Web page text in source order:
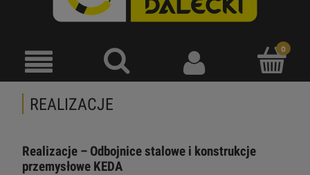
REALIZACJE
Realizacje – Odbojnice stalowe i konstrukcje
przemysłowe KEDA